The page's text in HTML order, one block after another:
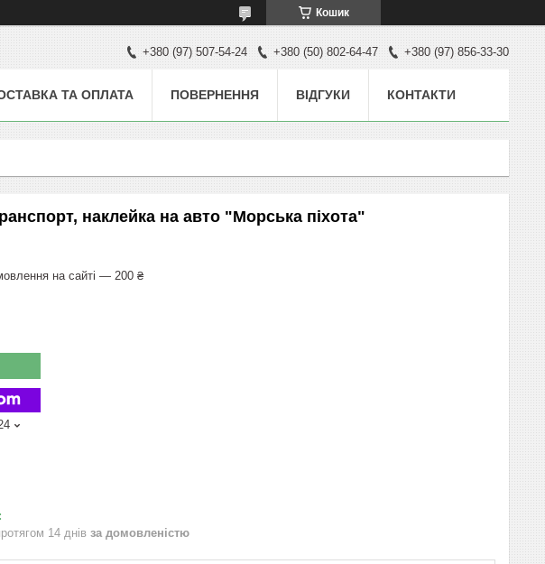
Кошик
+380 (97) 507-54-24 +380 (50) 802-64-47 +380 (97) 856-33-30
ТА ОПЛАТА ПОВЕРНЕННЯ ВІДГУКИ КОНТАКТИ
наклейка на авто "Морська піхота"
на сайті — 200 ₴
14 днів за домовленістю